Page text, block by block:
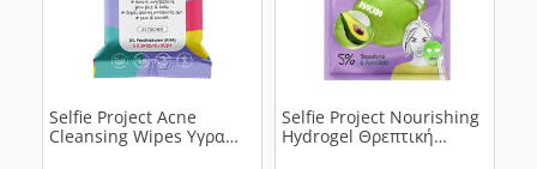
Selfie Project Acne
Cleansing Wipes Υγρα
Selfie Project Nourishing
Hydrogel Θρεπτική